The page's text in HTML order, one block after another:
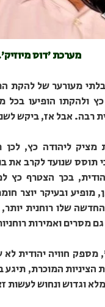
מערכת 'דוס
מעורער של להקת
ולהקתו הופיעו בכל
רבה. אבל אז, ביקש
מציק ליהודה כץ,
שנועד לקרב את
בכך הצטרף כץ
ובעיקר יוצר
שלו רוחנית
מסרים ואמירות
חוויה יהודית
המוכרת,
וגדוש ונחוש לעשות